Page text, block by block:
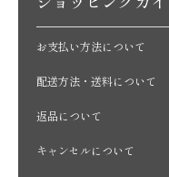
お支払い方法について
配送方法・送料について
返品について
キャンセルについて